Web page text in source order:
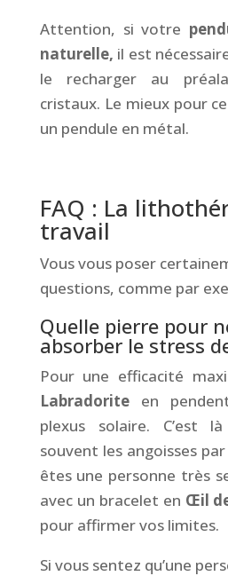
Attention, si votre
naturelle, il est
le recharger au
cristaux. Le mieux pour
un pendule en métal.
FAQ : La
travail
Vous vous poser
questions, comme par
Quelle pierre pour
absorber le stress
Pour une efficacité
Labradoriteen
plexus solaire. C’est
souvent les angoisses
êtes une personne très
avec un bracelet en Œil
pour affirmer vos limites.
Si vous sentez qu’une